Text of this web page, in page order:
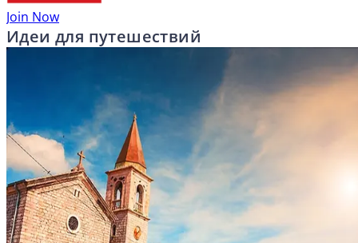
Join Now
Идеи для путешествий